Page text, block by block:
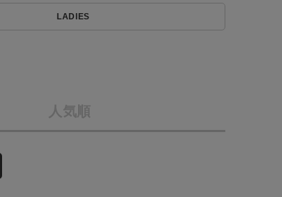
店舗一覧
会社概要
LADIES
人気順